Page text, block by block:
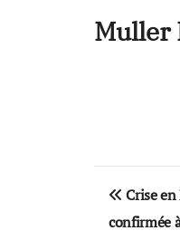
Muller
Post
Crise
confirmée